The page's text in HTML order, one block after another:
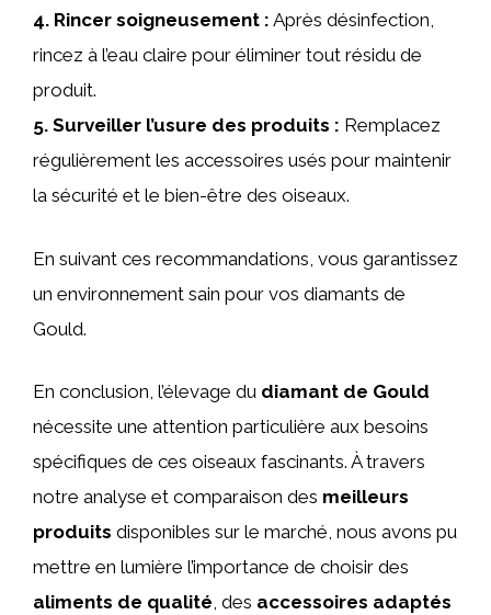
4. Rincer soigneusement : Après désinfection,
rincez à l’eau claire pour éliminer tout résidu de
produit.
5. Surveiller l’usure des produits : Remplacez
régulièrement les accessoires usés pour maintenir
la sécurité et le bien-être des oiseaux.
En suivant ces recommandations, vous garantissez
un environnement sain pour vos diamants de
Gould.
En conclusion, l’élevage du diamant de Gould
nécessite une attention particulière aux besoins
spécifiques de ces oiseaux fascinants. À travers
notre analyse et comparaison des meilleurs
produits disponibles sur le marché, nous avons pu
mettre en lumière l’importance de choisir des
aliments de qualité, des accessoires adaptés